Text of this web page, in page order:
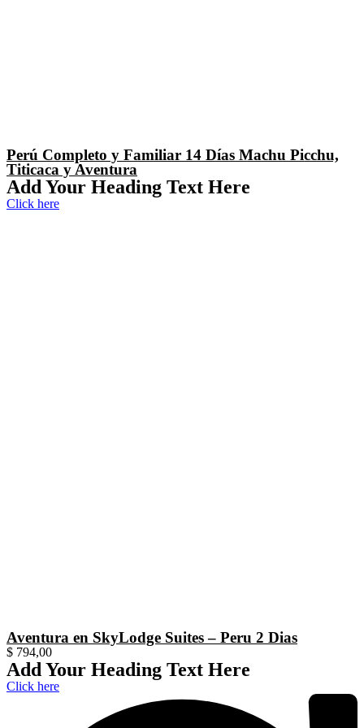
Perú Completo y Familiar 14 Días Machu Picchu,
Titicaca y Aventura
Add Your Heading Text Here
Click here
Aventura en SkyLodge Suites – Peru 2 Dias
$ 794,00
Add Your Heading Text Here
Click here